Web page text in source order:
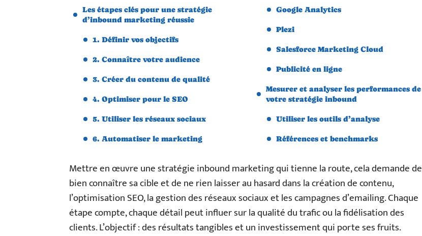
Les étapes clés pour une stratégie
d’inbound marketing réussie
1. Définir vos objectifs
2. Connaître votre audience
3. Créer du contenu de qualité
4. Optimiser pour le SEO
5. Utiliser les réseaux sociaux
6. Automatiser le marketing
Google Analytics
Plezi
Salesforce Marketing Cloud
Publicité en ligne
Mesurer et analyser les performances de
votre stratégie inbound
Utiliser les outils d’analyse
Références et benchmarks
Mettre en œuvre une stratégie inbound marketing qui tienne la route, cela demande de
bien connaître sa cible et de ne rien laisser au hasard dans la création de contenu,
l’optimisation SEO, la gestion des réseaux sociaux et les campagnes d’emailing. Chaque
étape compte, chaque détail peut influer sur la qualité du trafic ou la fidélisation des
clients. L’objectif : des résultats tangibles et un investissement qui porte ses fruits.